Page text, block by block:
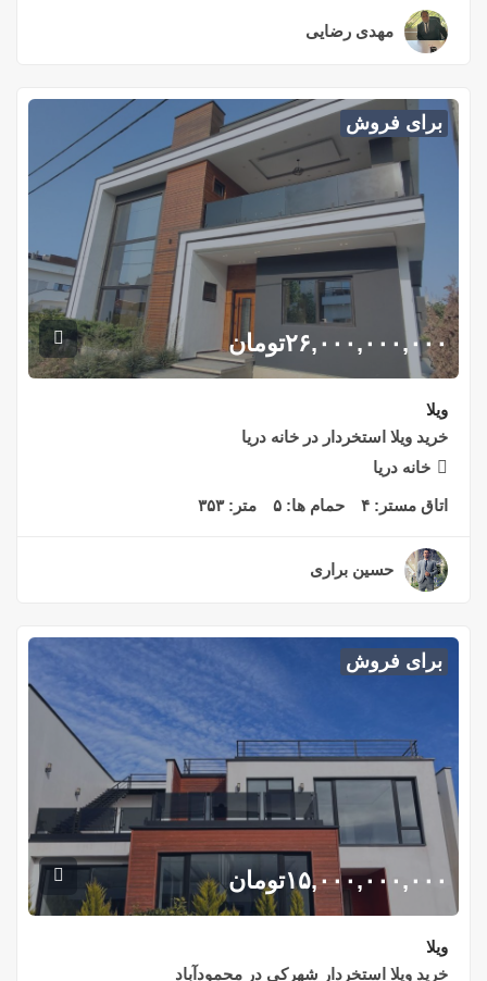
مهدی رضایی
برای فروش
۲۶,۰۰۰,۰۰۰,۰۰۰تومان
ویلا
خرید ویلا استخردار در خانه دریا
خانه دریا
اتاق مستر: ۴ حمام ها: ۵ متر:۳۵۳
حسین براری
برای فروش
۱۵,۰۰۰,۰۰۰,۰۰۰تومان
ویلا
خرید ویلا استخردار شهرکی در محمودآباد